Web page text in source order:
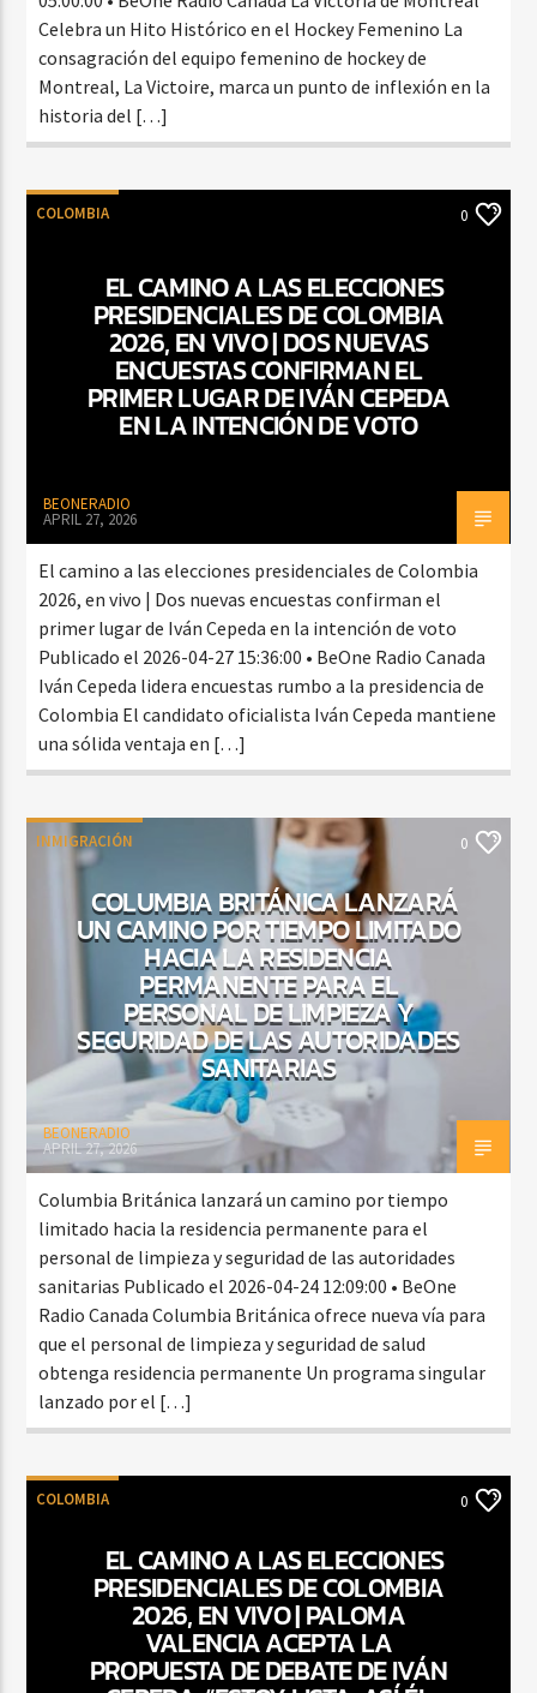
Celebra un Hito Histórico en el Hockey Femenino La
consagración del equipo femenino de hockey de
Montreal, La Victoire, marca un punto de inflexión en la
historia del […]
COLOMBIA 0
EL CAMINO A LAS ELECCIONES
PRESIDENCIALES DE COLOMBIA
2026, EN VIVO | DOS NUEVAS
ENCUESTAS CONFIRMAN EL
PRIMER LUGAR DE IVÁN CEPEDA
EN LA INTENCIÓN DE VOTO
BEONERADIO
APRIL 27, 2026
El camino a las elecciones presidenciales de Colombia
2026, en vivo | Dos nuevas encuestas confirman el
primer lugar de Iván Cepeda en la intención de voto
Publicado el 2026-04-27 15:36:00 • BeOne Radio Canada
Iván Cepeda lidera encuestas rumbo a la presidencia de
Colombia El candidato oficialista Iván Cepeda mantiene
una sólida ventaja en […]
INMIGRACIÓN 0
COLUMBIA BRITÁNICA LANZARÁ
UN CAMINO POR TIEMPO LIMITADO
HACIA LA RESIDENCIA
PERMANENTE PARA EL
PERSONAL DE LIMPIEZA Y
SEGURIDAD DE LAS AUTORIDADES
SANITARIAS
BEONERADIO
APRIL 27, 2026
Columbia Británica lanzará un camino por tiempo
limitado hacia la residencia permanente para el
personal de limpieza y seguridad de las autoridades
sanitarias Publicado el 2026-04-24 12:09:00 • BeOne
Radio Canada Columbia Británica ofrece nueva vía para
que el personal de limpieza y seguridad de salud
obtenga residencia permanente Un programa singular
lanzado por el […]
COLOMBIA 0
EL CAMINO A LAS ELECCIONES
PRESIDENCIALES DE COLOMBIA
2026, EN VIVO | PALOMA
VALENCIA ACEPTA LA
PROPUESTA DE DEBATE DE IVÁN